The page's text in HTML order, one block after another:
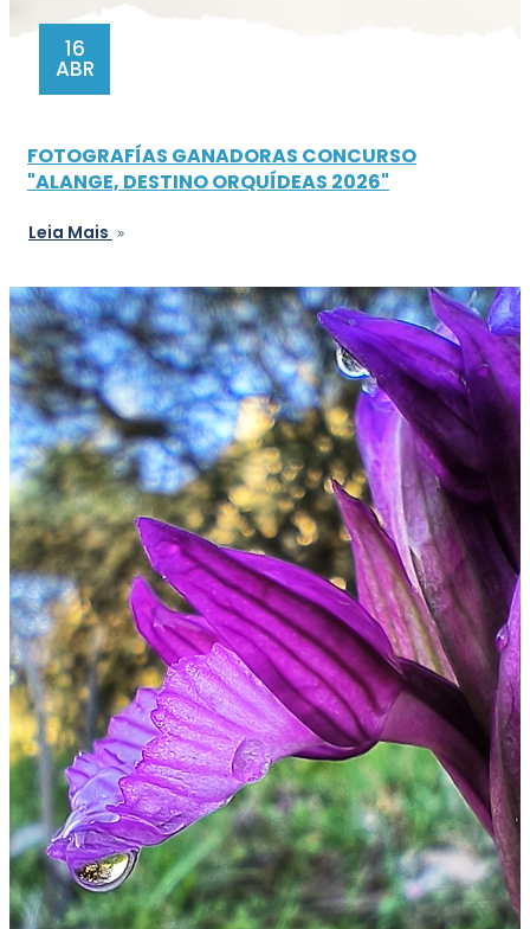
16
ABR
FOTOGRAFÍAS GANADORAS CONCURSO
"ALANGE, DESTINO ORQUÍDEAS 2026"
Leia Mais